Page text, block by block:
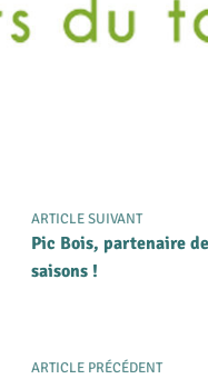
ARTICLE SUIVANT
Pic Bois, partenaire
saisons !
ARTICLE PRÉCÉDENT